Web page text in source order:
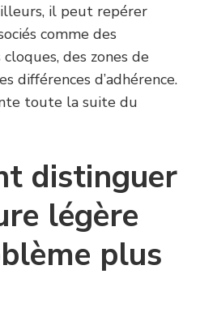
il peut repérer
comme des
des zones de
différences d’adhérence.
toute la suite du
distinguer
légère
plus